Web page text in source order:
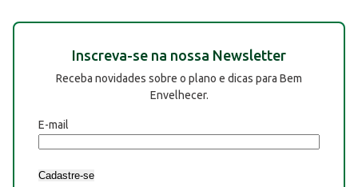
Inscreva-se na nossa Newsletter
Receba novidades sobre o plano e dicas para Bem
Envelhecer.
E-mail
Cadastre-se